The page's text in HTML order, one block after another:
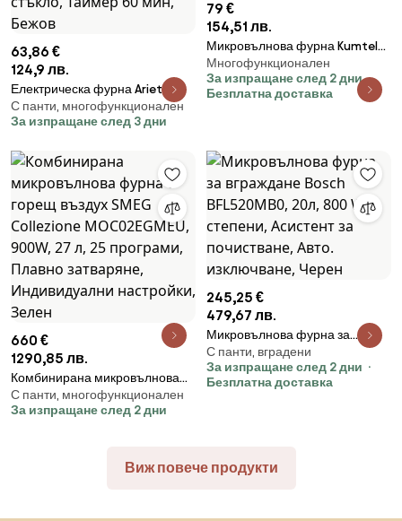
63,86 €
124,9 лв.
Електрическа фурна Ariete
VINTAGE 3919/03, 800W, 10 л, 3
режима, До 230°C, Двойно
Бежов
С панти, многофункционален
За изпращане след 3 дни
79 €
154,51 лв.
Микровълнова фурна Kumtel
HM-19, 600W, 17 л, 6 степени,
Таймер, Размразяване, Бял
Многофункционален
За изпращане след 2 дни
Безплатна доставка
660 €
1290,85 лв.
Комбинирана микровълнова
фурна с горещ въздух SMEG
Collezione MOC02EGMEU,
Индивидуални настройки,
С панти, многофункционален
За изпращане след 2 дни
245,25 €
479,67 лв.
Микровълнова фурна за
вграждане Bosch BFL520MB0,
20л, 800 W, 5 степени,
Асистент за почистване, Авто.
С панти, вградени
За изпращане след 2 дни
Безплатна доставка
Виж повече продукти